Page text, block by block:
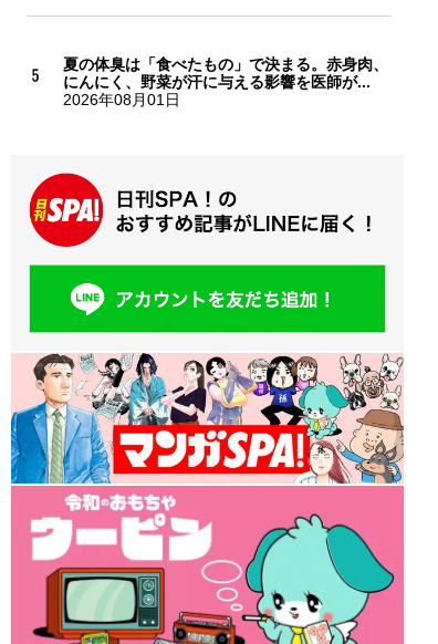
夏の体臭は「食べたもの」で決まる。赤身肉、
にんにく、野菜が汗に与える影響を医師が...
2026年08月01日